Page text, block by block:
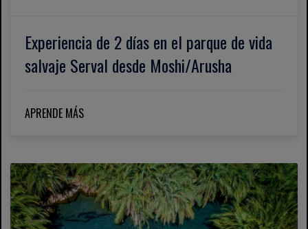
Experiencia de 2 días en el parque de vida
salvaje Serval desde Moshi/Arusha
APRENDE MÁS